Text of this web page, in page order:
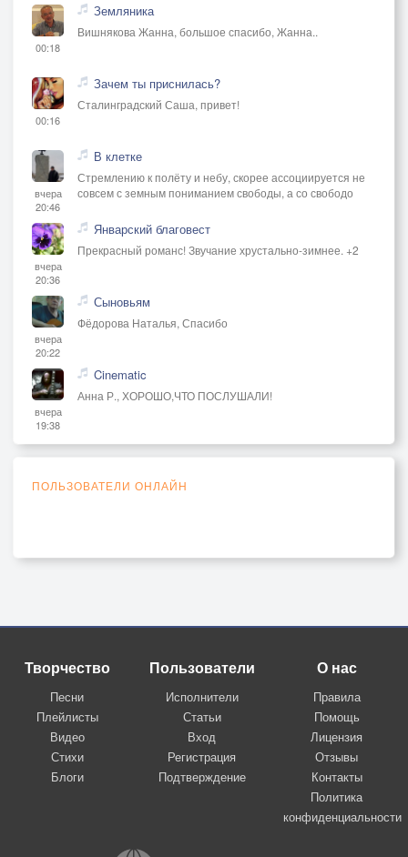
00:18
Земляника
Вишнякова Жанна, большое спасибо, Жанна..
00:16
Зачем ты приснилась?
Сталинградский Саша, привет!
вчера
20:46
В клетке
Стремлению к полёту и небу, скорее ассоциируется не
совсем с земным пониманием свободы, а со свободо
вчера
20:36
Январский благовест
Прекрасный романс! Звучание хрустально-зимнее. +2
вчера
20:22
Сыновьям
Фёдорова Наталья, Спасибо
вчера
19:38
Cinematic
Анна Р., ХОРОШО,ЧТО ПОСЛУШАЛИ!
ПОЛЬЗОВАТЕЛИ ОНЛАЙН
Творчество
Песни
Плейлисты
Видео
Стихи
Блоги
Пользователи
Исполнители
Статьи
Вход
Регистрация
Подтверждение
О нас
Правила
Помощь
Лицензия
Отзывы
Контакты
Политика
конфиденциальности